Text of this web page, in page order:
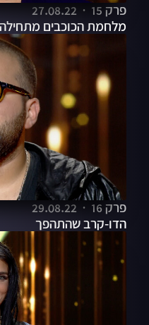
פרק 15
27.08.22
מלחמת הכוכבים מתחילה
פרק 16
29.08.22
הדו-קרב שהתהפך